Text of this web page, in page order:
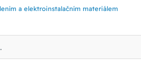
a elektroinstalačním materiálem